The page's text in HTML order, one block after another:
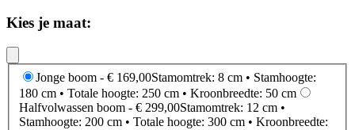
Kies je maat:
Jonge boom - € 169,00Stamomtrek: 8 cm • Stamhoogte:
180 cm • Totale hoogte: 250 cm • Kroonbreedte: 50 cm
Halfvolwassen boom - € 299,00Stamomtrek: 12 cm •
Stamhoogte: 200 cm • Totale hoogte: 300 cm • Kroonbreedte: